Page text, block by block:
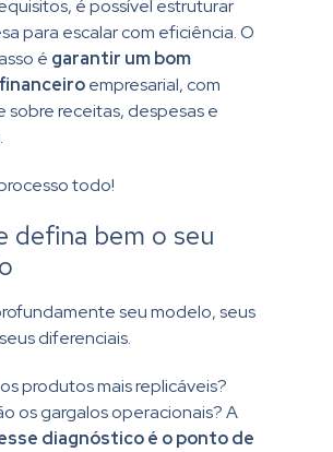
é possível estruturar
para escalar com eficiência. O
é garantir um bom
empresarial, com
sobre receitas, despesas e
todo!
defina bem o seu
seu modelo, seus
diferenciais.
produtos mais replicáveis?
os gargalos operacionais? A
diagnóstico é o ponto de